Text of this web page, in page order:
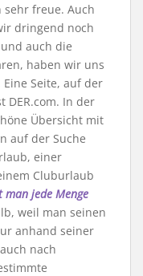
sehr freue. Auch
dringend noch
auch die
haben wir uns
Seite, auf der
DER.com. In der
Übersicht mit
auf der Suche
einer
Cluburlaub
jede Menge
weil man seinen
anhand seiner
nach